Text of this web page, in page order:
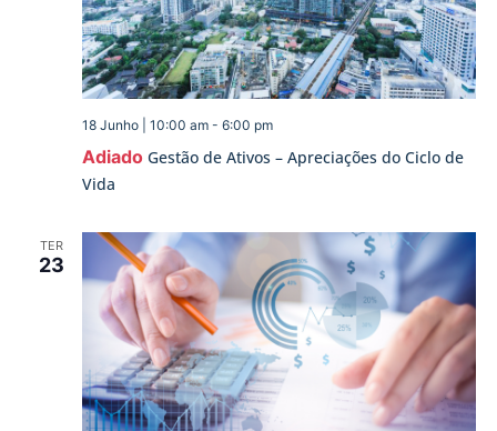
Adiado Gestão de Ativos – Apreciações do Ciclo de
Vida
18 Junho | 10:00 am- 6:00 pm
TER
23